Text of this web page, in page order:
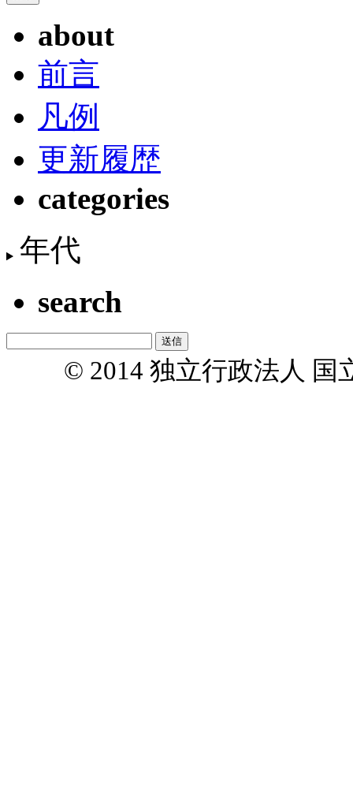
about
前言
凡例
更新履歴
categories
年代
search
© 2014 独立行政法人 国